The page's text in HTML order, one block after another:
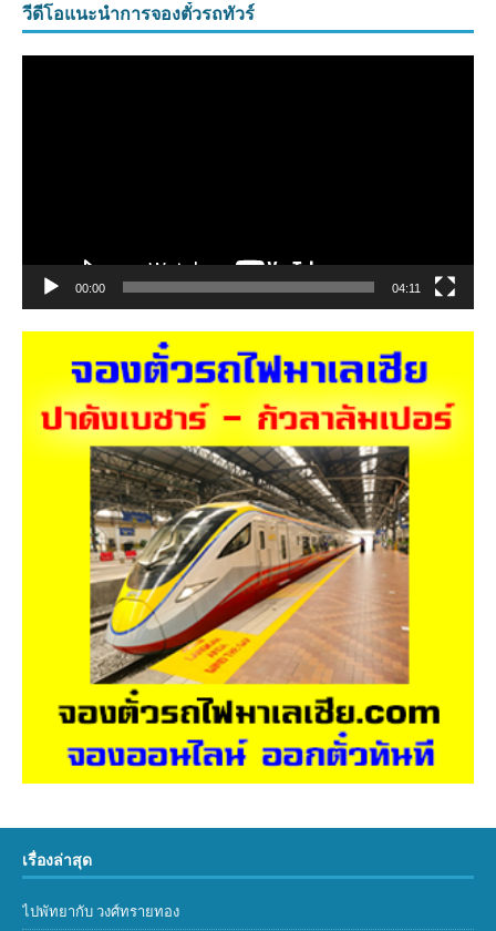
วีดีโอแนะนำการจองตั๋วรถทัวร์
00:00 04:11
เรื่องล่าสุด
ไปพัทยากับ วงศ์ทรายทอง